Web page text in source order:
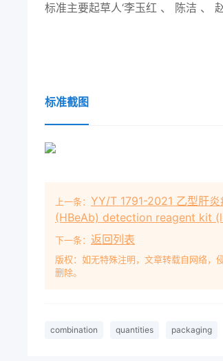
标准主要起草人‘李玉红 、 陈洁 、
标准截图
上一条： YY/T 1791-2021 乙型肝
(HBeAb) detection reagent kit
下一条： 返回列表
版权：如无特殊注明，文章转载自网络
删除。
combination quantities packaging